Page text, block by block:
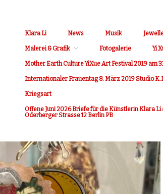
Klara Li News Musik
Malerei & Grafik Fotogalerie Yi
Mother Earth Culture YiXue Art Festival 2019 am
Internationaler Frauentag 8. März 2019 Studio
Kriegsart
Offene Juni 2026 Briefe für die Künstlerin Klara
Oderberger Strasse 12 Berlin PB